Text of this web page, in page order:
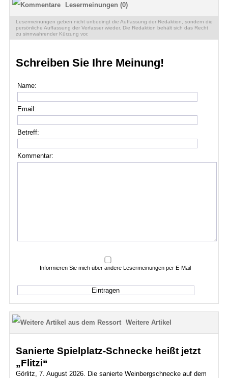
Lesermeinungen (0)
Lesermeinungen geben nicht unbedingt die Auffassung der Redaktion, sondern die
persönliche Auffassung der Verfasser wieder. Die Redaktion behält sich das Recht
zu sinnwahrender Kürzung vor.
Schreiben Sie Ihre Meinung!
Name:
Email:
Betreff:
Kommentar:
Informieren Sie mich über andere Lesermeinungen per E-Mail
Weitere Artikel
Sanierte Spielplatz-Schnecke heißt jetzt
„Flitzi“
Görlitz, 7. August 2026. Die sanierte Weinbergschnecke auf dem